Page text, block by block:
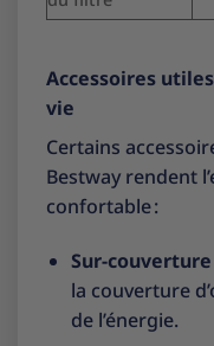
Accessoires
vie
Certains
Bestway rendent
confortable :
Sur-
la couverture
de l’énergie.